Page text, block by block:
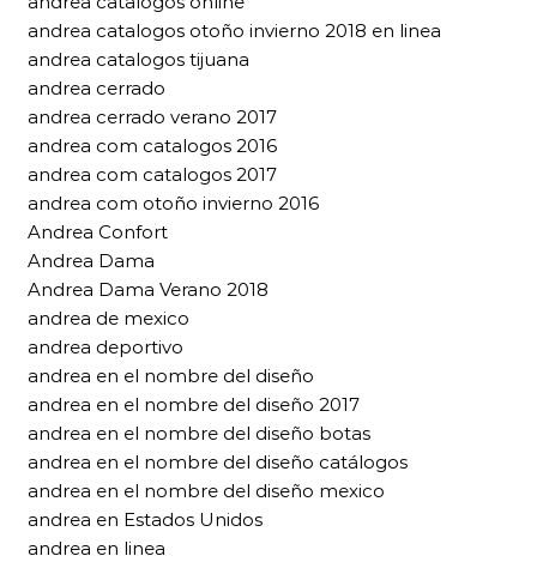
andrea catalogos otoño invierno 2018 en linea
andrea catalogos tijuana
andrea cerrado
andrea cerrado verano 2017
andrea com catalogos 2016
andrea com catalogos 2017
andrea com otoño invierno 2016
Andrea Confort
Andrea Dama
Andrea Dama Verano 2018
andrea de mexico
andrea deportivo
andrea en el nombre del diseño
andrea en el nombre del diseño 2017
andrea en el nombre del diseño botas
andrea en el nombre del diseño catálogos
andrea en el nombre del diseño mexico
andrea en Estados Unidos
andrea en linea